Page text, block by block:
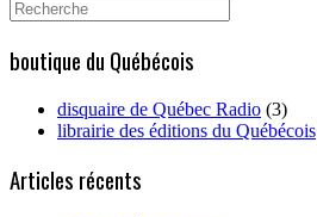
Search
for:
boutique du Québécois
disquaire de Québec Radio (3)
librairie des éditions du Québécois
Articles récents